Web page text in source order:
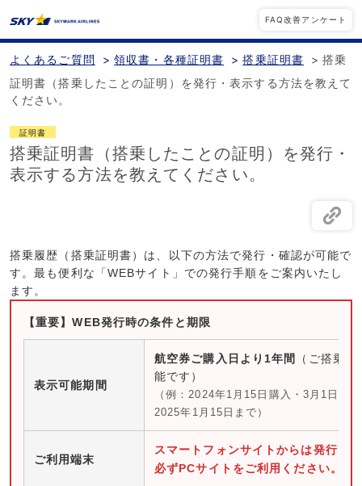
FAQ改善アンケート
よくあるご質問 > 領収書・各種証明書 > 搭乗証明書 > 搭乗
証明書（搭乗したことの証明）を発行・表示する方法を教えて
ください。
証明書
搭乗証明書（搭乗したことの証明）を発行・
表示する方法を教えてください。
搭乗履歴（搭乗証明書）は、以下の方法で発行・確認が可能で
す。最も便利な「WEBサイト」での発行手順をご案内いたし
ます。
【重要】WEB発行時の条件と期限
表示可能期間
航空券ご購入日より1年間
（ご搭乗
能です）
（例：2024年1月15日購入・3月1日搭
2025年1月15日まで）
ご利用端末
スマートフォンサイトからは発行で
必ずPCサイトをご利用ください。